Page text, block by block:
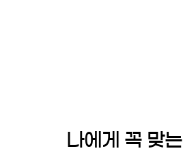
나에게 꼭 맞는